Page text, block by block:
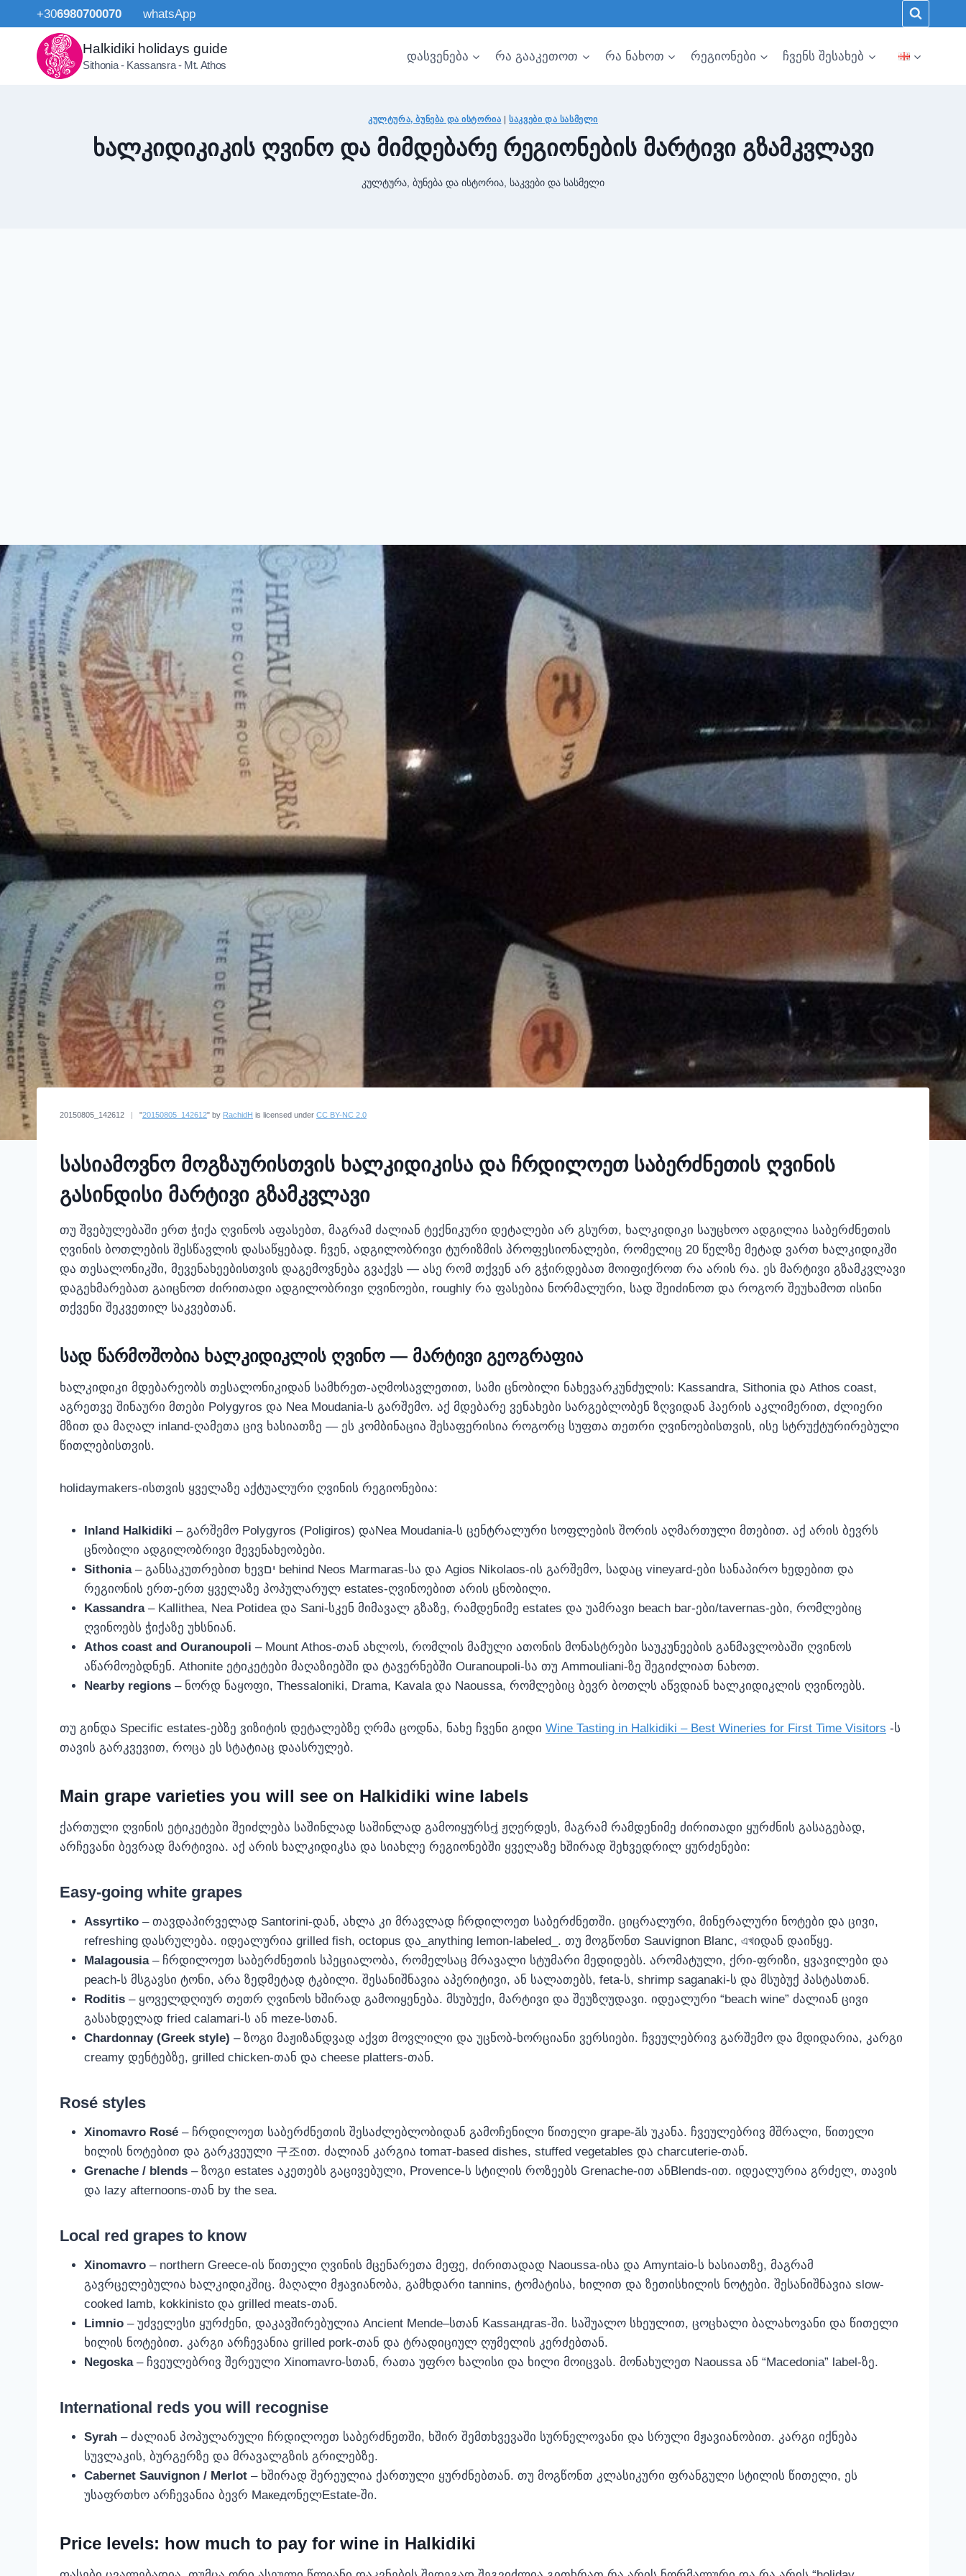
to
content
+306980700070 whatsApp
Halkidiki holidays guide
Sithonia - Kassansra - Mt. Athos
დასვენება რა გააკეთოთ რა ნახოთ რეგიონები ჩვენს შესახებ
ᲙᲣᲚᲢᲣᲠᲐ, ᲑᲣᲜᲔᲑᲐ ᲓᲐ ᲘᲡᲢᲝᲠᲘᲐ |ᲡᲐᲙᲕᲔᲑᲘ ᲓᲐ ᲡᲐᲡᲛᲔᲚᲘ
ხალკიდიკიკის ღვინო და მიმდებარე რეგიონების მარტივი გზამკვლავი
კულტურა, ბუნება და ისტორია საკვები და სასმელი
20150805_142612 | "20150805_142612" by RachidH is licensed under CC BY-NC 2.0
სასიამოვნო მოგზაურისთვის ხალკიდიკისა და ჩრდილოეთ საბერძნეთის ღვინის
გასინდისი მარტივი გზამკვლავი
თუ შვებულებაში ერთ ჭიქა ღვინოს აფასებთ, მაგრამ ძალიან ტექნიკური დეტალები არ გსურთ, ხალკიდიკი საუცხოო ადგილია საბერძნეთის
ღვინის ბოთლების შესწავლის დასაწყებად. ჩვენ, ადგილობრივი ტურიზმის პროფესიონალები, რომელიც 20 წელზე მეტად ვართ ხალკიდიკში
და თესალონიკში, მევენახეებისთვის დაგემოვნება გვაქვს — ასე რომ თქვენ არ გჭირდებათ მოიფიქროთ რა არის რა. ეს მარტივი გზამკვლავი
დაგეხმარებათ გაიცნოთ ძირითადი ადგილობრივი ღვინოები, roughly რა ფასებია ნორმალური, სად შეიძინოთ და როგორ შეუხამოთ ისინი
თქვენი შეკვეთილ საკვებთან.
სად წარმოშობია ხალკიდიკლის ღვინო — მარტივი გეოგრაფია
ხალკიდიკი მდებარეობს თესალონიკიდან სამხრეთ-აღმოსავლეთით, სამი ცნობილი ნახევარკუნძულის: Kassandra, Sithonia და Athos coast,
აგრეთვე შინაური მთები Polygyros და Nea Moudania-ს გარშემო. აქ მდებარე ვენახები სარგებლობენ ზღვიდან ჰაერის აკლიმერით, ძლიერი
მზით და მაღალ inland-ღამეთა ცივ ხასიათზე — ეს კომბინაცია შესაფერისია როგორც სუფთა თეთრი ღვინოებისთვის, ისე სტრუქტურირებული
წითლებისთვის.
holidaymakers-ისთვის ყველაზე აქტუალური ღვინის რეგიონებია:
Inland Halkidiki – გარშემო Polygyros (Poligiros) დაNea Moudania-ს ცენტრალური სოფლების შორის აღმართული მთებით. აქ არის ბევრს
ცნობილი ადგილობრივი მევენახეობები.
Sithonia– განსაკუთრებით ხევים behind Neos Marmaras-სა და Agios Nikolaos-ის გარშემო, სადაც vineyard-ები სანაპირო ხედებით და
რეგიონის ერთ-ერთ ყველაზე პოპულარულ estates-ღვინოებით არის ცნობილი.
Kassandra– Kallithea, Nea Potidea და Sani-სკენ მიმავალ გზაზე, რამდენიმე estates და უამრავი beach bar-ები/tavernas-ები, რომლებიც
ღვინოებს ჭიქაზე უხსნიან.
Athos coast and Ouranoupoli – Mount Athos-თან ახლოს, რომლის მამული ათონის მონასტრები საუკუნეების განმავლობაში ღვინოს
აწარმოებდნენ. Athonite ეტიკეტები მაღაზიებში და ტავერნებში Ouranoupoli-სა თუ Ammouliani-ზე შეგიძლიათ ნახოთ.
Nearby regions – ნორდ ნაყოფი, Thessaloniki, Drama, Kavala და Naoussa, რომლებიც ბევრ ბოთლს აწვდიან ხალკიდიკლის ღვინოებს.
თუ გინდა Specific estates-ებზე ვიზიტის დეტალებზე ღრმა ცოდნა, ნახე ჩვენი გიდი Wine Tasting in Halkidiki – Best Wineries for First Time Visitors -ს
თავის გარკვევით, როცა ეს სტატიაც დაასრულებ.
Main grape varieties you will see on Halkidiki wine labels
ქართული ღვინის ეტიკეტები შეიძლება საშინლად საშინლად გამოიყურსતું ჟღერდეს, მაგრამ რამდენიმე ძირითადი ყურძნის გასაგებად,
არჩევანი ბევრად მარტივია. აქ არის ხალკიდიკსა და სიახლე რეგიონებში ყველაზე ხშირად შეხვედრილ ყურძენები:
Easy-going white grapes
Assyrtiko – თავდაპირველად Santorini‑დან, ახლა კი მრავლად ჩრდილოეთ საბერძნეთში. ციცრალური, მინერალური ნოტები და ცივი,
refreshing დასრულება. იდეალურია grilled fish, octopus და_anything lemon-labeled_. თუ მოგწონთ Sauvignon Blanc, এখიდან დაიწყე.
Malagousia– ჩრდილოეთ საბერძნეთის სპეციალობა, რომელსაც მრავალი სტუმარი მედიდებს. არომატული, ქრი-ფრიზი, ყვავილები და
peach‑ს მსგავსი ტონი, არა ზედმეტად ტკბილი. შესანიშნავია აპერიტივი, ან სალათებს, feta‑ს, shrimp saganaki‑ს და მსუბუქ პასტასთან.
Roditis – ყოველდღიურ თეთრ ღვინოს ხშირად გამოიყენება. მსუბუქი, მარტივი და შეუზღუდავი. იდეალური “beach wine” ძალიან ცივი
გასახდელად fried calamari‑ს ან meze‑სთან.
Chardonnay (Greek style) – ზოგი მაჟიზანდვად აქვთ მოვლილი და უცნობ-ხორციანი ვერსიები. ჩვეულებრივ გარშემო და მდიდარია, კარგი
creamy დენტებზე, grilled chicken‑თან და cheese platters‑თან.
Rosé styles
Xinomavro Rosé – ჩრდილოეთ საბერძნეთის შესაძლებლობიდან გამოჩენილი წითელი grape-ăს უკანა. ჩვეულებრივ მშრალი, წითელი
ხილის ნოტებით და გარკვეული 구조ით. ძალიან კარგია tomат-based dishes, stuffed vegetables და charcuterie‑თან.
Grenache / blends – ზოგი estates აკეთებს გაცივებული, Provence‑ს სტილის როზეებს Grenache‑ით ანBlends-ით. იდეალურია გრძელ, თავის
და lazy afternoons-თან by the sea.
Local red grapes to know
Xinomavro – northern Greece‑ის წითელი ღვინის მცენარეთა მეფე, ძირითადად Naoussa-ისა და Amyntaio-ს ხასიათზე, მაგრამ
გავრცელებულია ხალკიდიკშიც. მაღალი მჟავიანობა, გამხდარი tannins, ტომატისა, ხილით და ზეთისხილის ნოტები. შესანიშნავია slow-
cooked lamb, kokkinisto და grilled meats‑თან.
Limnio – უძველესი ყურძენი, დაკავშირებულია Ancient Mende–სთან Kassандras-ში. საშუალო სხეულით, ცოცხალი ბალახოვანი და წითელი
ხილის ნოტებით. კარგი არჩევანია grilled pork‑თან და ტრადიციულ ღუმელის კერძებთან.
Negoska– ჩვეულებრივ შერეული Xinomavro‑სთან, რათა უფრო ხალისი და ხილი მოიცვას. მონახულეთ Naoussa ან “Macedonia” label‑ზე.
International reds you will recognise
Syrah – ძალიან პოპულარული ჩრდილოეთ საბერძნეთში, ხშირ შემთხვევაში სურნელოვანი და სრული მჟავიანობით. კარგი იქნება
სუვლაკის, ბურგერზე და მრავალგზის გრილებზე.
Cabernet Sauvignon / Merlot – ხშირად შერეულია ქართული ყურძნებთან. თუ მოგწონთ კლასიკური ფრანგული სტილის წითელი, ეს
უსაფრთხო არჩევანია ბევრ МакедონელEstate‑ში.
Price levels: how much to pay for wine in Halkidiki